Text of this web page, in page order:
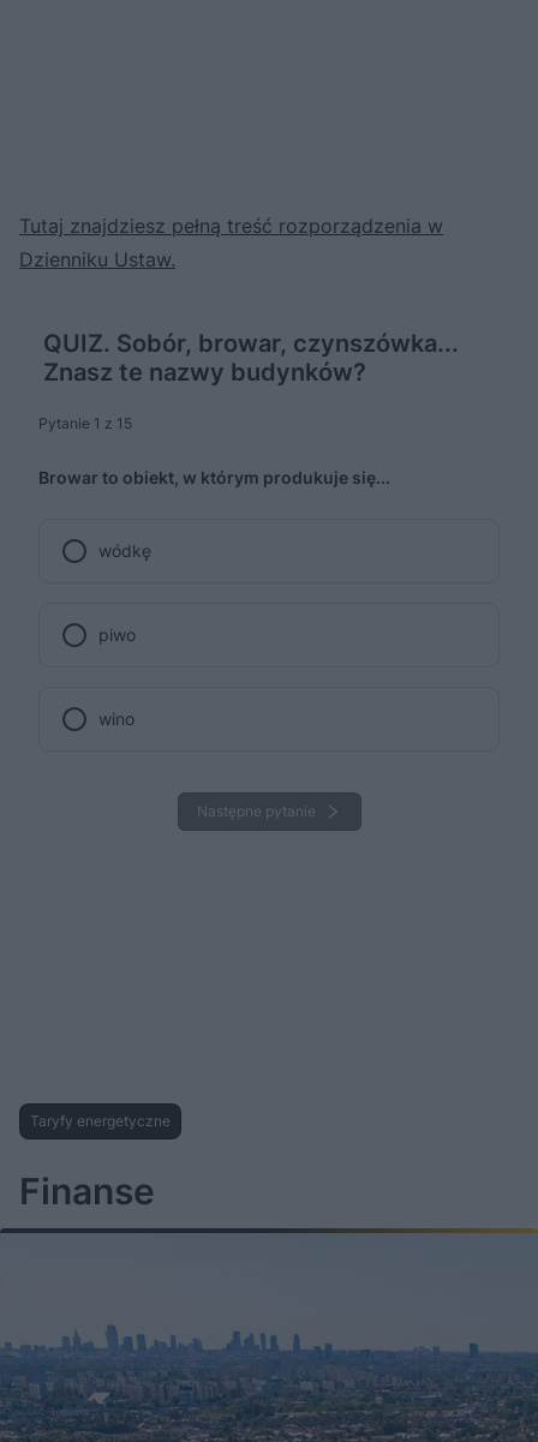
Tutaj znajdziesz pełną treść rozporządzenia w
Dzienniku Ustaw.
QUIZ. Sobór, browar, czynszówka...
Znasz te nazwy budynków?
Pytanie 1 z 15
Browar to obiekt, w którym produkuje się...
wódkę
piwo
wino
Następne pytanie
Taryfy energetyczne
Finanse